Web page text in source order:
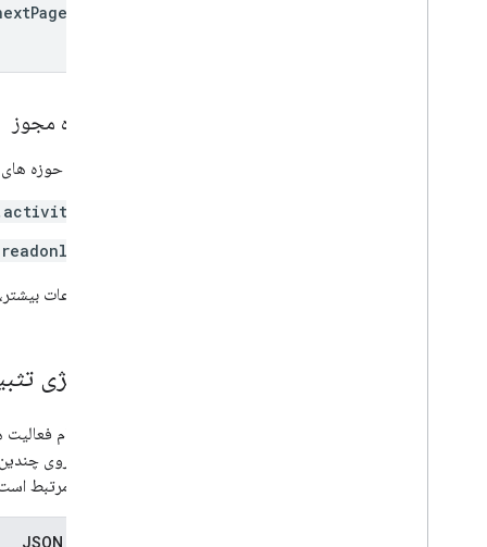
Page
محدوده مجوز
به یکی از حوزه های OAuth زیر نیاز دارد:
برای اطلاعات
استراتژی
نحوه ادغام
مشابه را روی
ها با آنها مرتبط